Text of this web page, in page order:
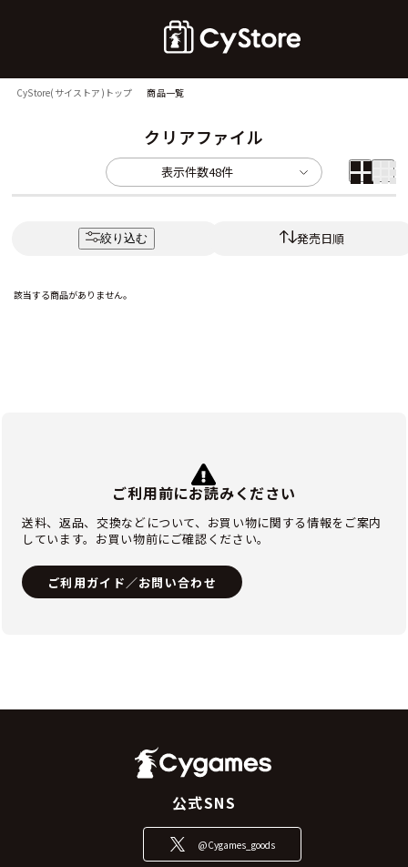
CyStore(サイストア)トップ 商品一覧
クリアファイル
表示件数48件
絞り込む 発売日順
該当する商品がありません。
ご利用前にお読みください
送料、返品、交換などについて、お買い物に関する情報をご案内
しています。お買い物前にご確認ください。
ご利用ガイド／お問い合わせ
公式SNS
@Cygames_goods